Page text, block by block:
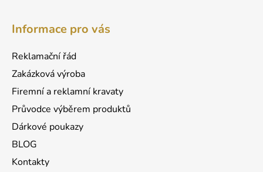
Informace pro vás
Reklamační řád
Zakázková výroba
Firemní a reklamní kravaty
Průvodce výběrem produktů
Dárkové poukazy
BLOG
Kontakty